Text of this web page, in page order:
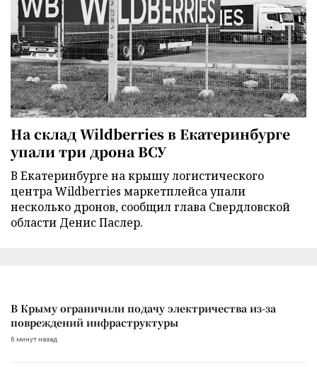
На склад Wildberries в Екатеринбурге
упали три дрона ВСУ
В Екатеринбурге на крышу логистического
центра Wildberries маркетплейса упали
несколько дронов, сообщил глава Свердловской
области Денис Паслер.
В Крыму ограничили подачу электричества из-за
повреждений инфраструктуры
6 минут назад